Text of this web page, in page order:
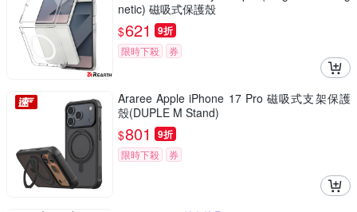
netic) 磁吸式保護殼
$621 9折
限時下殺 券
Araree Apple iPhone 17 Pro 磁吸式支架保護
殼(DUPLE M Stand)
$801 9折
限時下殺 券